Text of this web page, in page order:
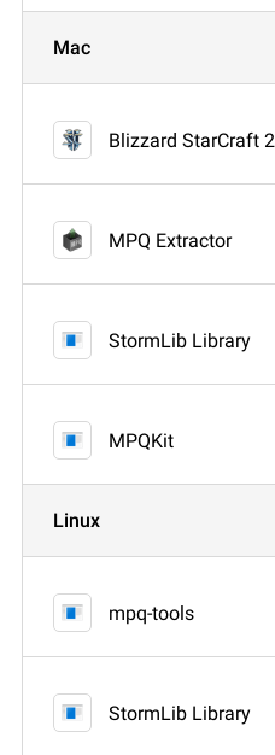
Mac
Blizzard StarCraft 2
MPQ Extractor
StormLib Library
MPQKit
Linux
mpq-tools
StormLib Library